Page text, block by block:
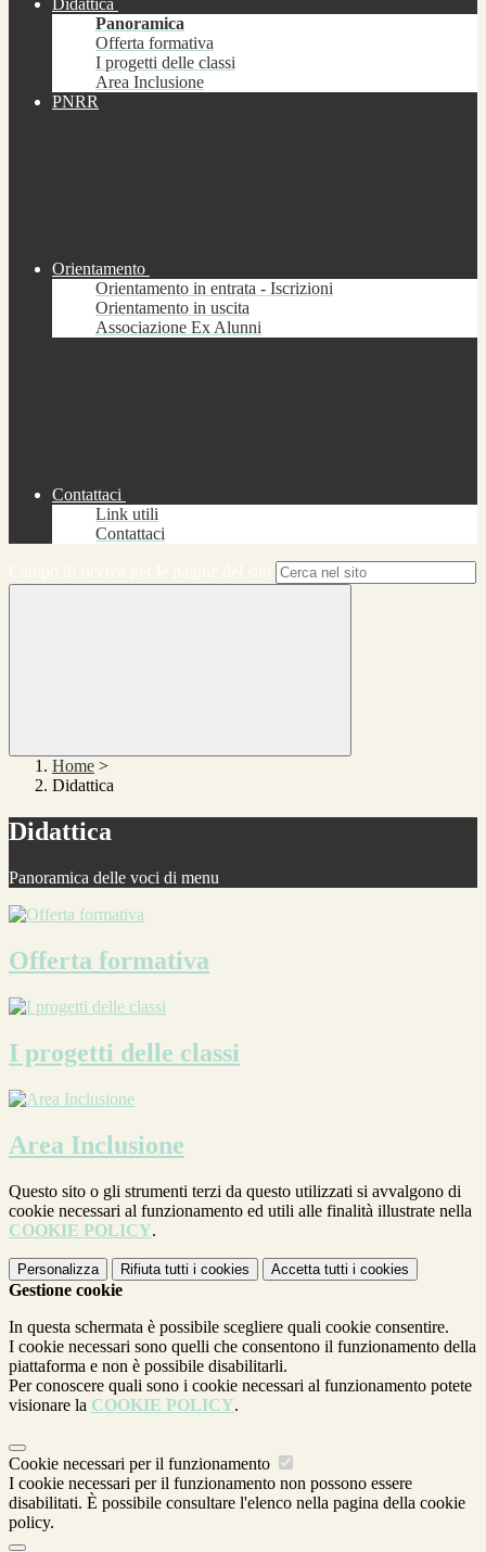
Didattica
Panoramica
Offerta formativa
I progetti delle classi
Area Inclusione
PNRR
Orientamento
Orientamento in entrata - Iscrizioni
Orientamento in uscita
Associazione Ex Alunni
Contattaci
Link utili
Contattaci
Home >
Didattica
Didattica
Panoramica delle voci di menu
Offerta formativa
I progetti delle classi
Area Inclusione
Questo sito o gli strumenti terzi da questo utilizzati si avvalgono di
cookie necessari al funzionamento ed utili alle finalità illustrate nella
COOKIE POLICY.
Personalizza Rifiuta tutti i cookies Accetta tutti i cookies
Gestione cookie
In questa schermata è possibile scegliere quali cookie consentire.
I cookie necessari sono quelli che consentono il funzionamento della
piattaforma e non è possibile disabilitarli.
Per conoscere quali sono i cookie necessari al funzionamento potete
visionare la COOKIE POLICY.
Cookie necessari per il funzionamento
I cookie necessari per il funzionamento non possono essere
disabilitati. È possibile consultare l'elenco nella pagina della cookie
policy.